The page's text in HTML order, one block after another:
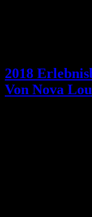
2018
Von Nova